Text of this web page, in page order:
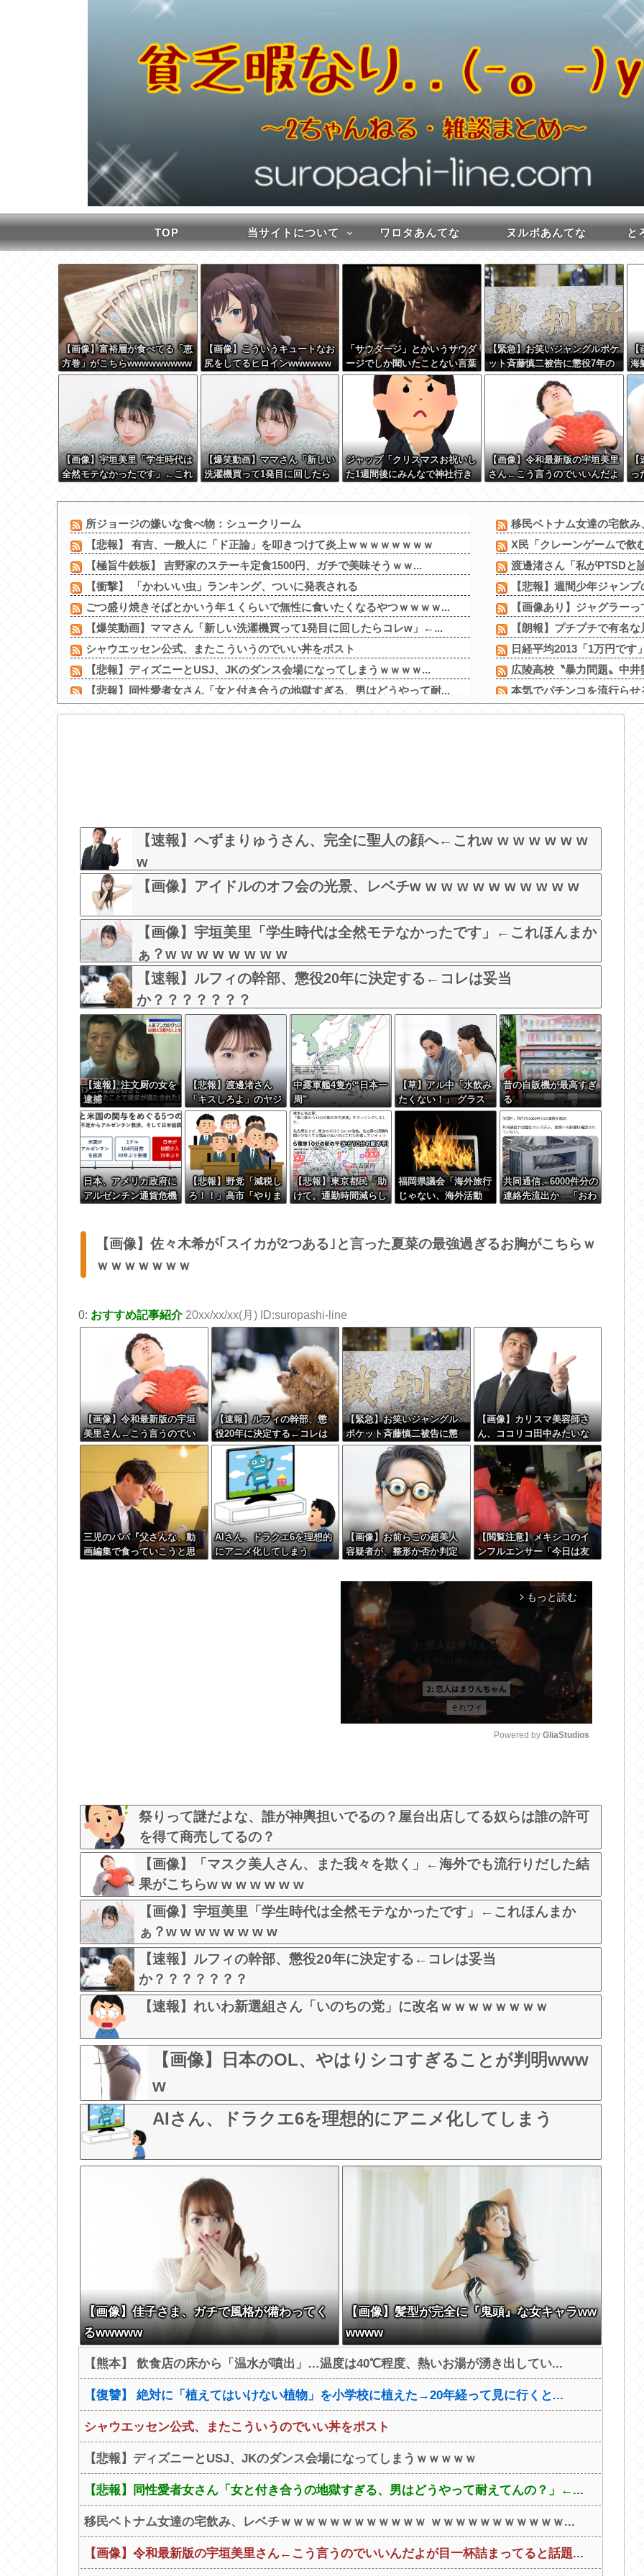
TOP 当サイトについて ワロタあんてな ヌルポあんてな と
【画像】富裕層が食べてる「恵
方巻」がこちらwwwwwwwww
wwww
【画像】こういうキュートなお
尻をしてるヒロインwwwwww
wwww
「サウダージ」とかいうサウダ
ージでしか聞いたことない言葉
ｗｗｗｗｗｗｗｗ
【緊急】お笑いジャングルポケ
ット斉藤慎二被告に懲役7年の
求刑←これ…
【
海
セ
さ
w
【画像】宇垣美里「学生時代は
全然モテなかったです」←これ
w
【爆笑動画】ママさん「新しい
洗濯機買って1発目に回したら
w w w w w w
ジャップ「クリスマスお祝いし
た1週間後にみんなで神社行き
【画像】令和最新版の宇垣美里
さん←こう言うのでいいんだよ
w w w w w w w w
【
っ
所ジョージの嫌いな食べ物：シュークリーム
【悲報】 有吉、一般人に「ド正論」を叩きつけて炎上ｗｗｗｗｗｗｗｗ
【極旨牛鉄板】 吉野家のステーキ定食1500円、ガチで美味そうｗｗ...
【衝撃】 「かわいい虫」ランキング、ついに発表される
ごつ盛り焼きそばとかいう年１くらいで無性に食いたくなるやつｗｗｗｗ...
【爆笑動画】ママさん「新しい洗濯機買って1発目に回したらコレw」←...
シャウエッセン公式、またこういうのでいい丼をポスト
【悲報】ディズニーとUSJ、JKのダンス会場になってしまうｗｗｗｗ...
【悲報】同性愛者女さん「女と付き合うの地獄すぎる、男はどうやって耐...
【愕然】 パチ屋で負けてる女に「1万でどやw」と言い続けたらｗｗｗ...
鈴木奈々「垂れてたバストが上がった！」「今が一番バスト大きい！」下...
移民ベトナム女達の宅飲
X民「クレーンゲームで飲
渡邊渚さん「私がPTSDと
【悲報】週間少年ジャン
【画像あり】ジャグラー
【朗報】プチプチで有名
日経平均2013「1万円で
広陵高校〝暴力問題〟中
本気でパチンコを流行ら
【衝撃】川口被告(19)に
【速報】へずまりゅうさん、完全に聖人の顔へ←これw w w w w w w
w
【画像】アイドルのオフ会の光景、レベチw w w w w w w w w w w
【画像】宇垣美里「学生時代は全然モテなかったです」←これほんまか
ぁ？w w w w w w w w
【速報】ルフィの幹部、懲役20年に決定する←コレは妥当
か？？？？？？？
【速報】注文厨の女を
逮捕
【悲報】渡邊渚さん
「キスしろよ」のヤジ
でPTSD発症時の状態
に逆戻り
中露軍艦4隻が“日本一
周”
【草】アル中「水飲み
たくない！」 グラス
「はい転倒」
昔の自販機が最高すぎ
る
日本、アメリカ政府に
アルゼンチン通貨危機
に158円に戻る
【悲報】野党「減税し
ろ！！」高市「やりま
うする????」
【悲報】東京都民「助
けて。通勤時間減らし
めないの」
福岡県議会「海外旅行
じゃない、海外活動
共同通信、6000件分の
連絡先流出か 「おわ
【画像】佐々木希が｢スイカが2つある｣と言った夏菜の最強過ぎるお胸がこちらｗ
ｗｗｗｗｗｗｗ
0: おすすめ記事紹介20xx/xx/xx(月) ID:suropashi-line
【画像】令和最新版の宇垣
美里さん←こう言うのでい
いんだよが目一杯詰まって
ると話題にw w w w w w w
【速報】ルフィの幹部、懲
役20年に決定する←コレは
妥当か？？？？？？？
【緊急】お笑いジャングル
ポケット斉藤慎二被告に懲
役7年の求刑←これ…
【画像】カリスマ美容師さ
ん、ココリコ田中みたいな
チー牛を大変身させた結果
がこちらw w w w w w w w
w w w
三児のパパ『父さんな、動
画編集で食っていこうと思
AIさん、ドラクエ6を理想的
にアニメ化してしまう
【画像】お前らこの超美人
容疑者が、整形か否か判定
w w w w w w w w
【閲覧注意】メキシコのイ
ンフルエンサー「今日は友
体験してみるよ！！」←結
果・・・
t
Powered by GliaStudios
祭りって謎だよな、誰が神輿担いでるの？屋台出店してる奴らは誰の許可
を得て商売してるの？
【画像】「マスク美人さん、また我々を欺く」←海外でも流行りだした結
果がこちらw w w w w w w
【画像】宇垣美里「学生時代は全然モテなかったです」←これほんまか
ぁ？w w w w w w w w
【速報】ルフィの幹部、懲役20年に決定する←コレは妥当
か？？？？？？？
【速報】れいわ新選組さん「いのちの党」に改名ｗｗｗｗｗｗｗｗ
【画像】日本のOL、やはりシコすぎることが判明www
w
AIさん、ドラクエ6を理想的にアニメ化してしまう
【画像】佳子さま、ガチで風格が備わってく
るwwwww
【画像】髪型が完全に『鬼頭』な女キャラww
wwww
【熊本】 飲食店の床から「温水が噴出」…温度は40℃程度、熱いお湯が湧き出してい...
【復讐】 絶対に「植えてはいけない植物」を小学校に植えた→20年経って見に行くと...
シャウエッセン公式、またこういうのでいい丼をポスト
【悲報】ディズニーとUSJ、JKのダンス会場になってしまうｗｗｗｗｗ
【悲報】同性愛者女さん「女と付き合うの地獄すぎる、男はどうやって耐えてんの？」←...
移民ベトナム女達の宅飲み、レベチｗｗｗｗｗｗｗｗｗｗｗｗ ｗｗｗｗｗｗｗｗｗｗｗ...
【画像】令和最新版の宇垣美里さん←こう言うのでいいんだよが目一杯詰まってると話題...